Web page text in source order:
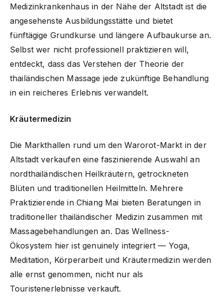
Medizinkrankenhaus in der Nähe der Altstadt ist die
angesehenste Ausbildungsstätte und bietet
fünftägige Grundkurse und längere Aufbaukurse an.
Selbst wer nicht professionell praktizieren will,
entdeckt, dass das Verstehen der Theorie der
thailändischen Massage jede zukünftige Behandlung
in ein reicheres Erlebnis verwandelt.
Kräutermedizin
Die Markthallen rund um den Warorot-Markt in der
Altstadt verkaufen eine faszinierende Auswahl an
nordthailändischen Heilkräutern, getrockneten
Blüten und traditionellen Heilmitteln. Mehrere
Praktizierende in Chiang Mai bieten Beratungen in
traditioneller thailändischer Medizin zusammen mit
Massagebehandlungen an. Das Wellness-
Ökosystem hier ist genuinely integriert — Yoga,
Meditation, Körperarbeit und Kräutermedizin werden
alle ernst genommen, nicht nur als
Touristenerlebnisse verkauft.